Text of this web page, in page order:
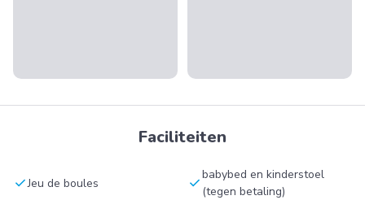
Faciliteiten
checkJeu de boules checkbabybed en kinderstoel
(tegen betaling)